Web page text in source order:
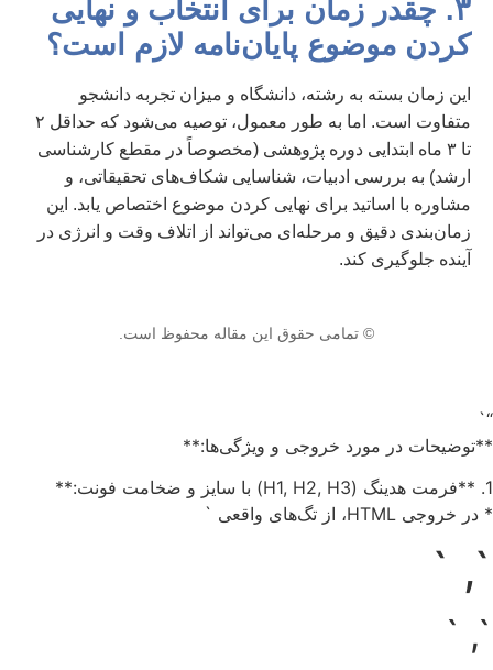
۳. چقدر زمان برای انتخاب و نهایی
کردن موضوع پایان‌نامه لازم است؟
این زمان بسته به رشته، دانشگاه و میزان تجربه دانشجو
متفاوت است. اما به طور معمول، توصیه می‌شود که حداقل ۲
تا ۳ ماه ابتدایی دوره پژوهشی (مخصوصاً در مقطع کارشناسی
ارشد) به بررسی ادبیات، شناسایی شکاف‌های تحقیقاتی، و
مشاوره با اساتید برای نهایی کردن موضوع اختصاص یابد. این
زمان‌بندی دقیق و مرحله‌ای می‌تواند از اتلاف وقت و انرژی در
آینده جلوگیری کند.
© تمامی حقوق این مقاله محفوظ است.
“`
**توضیحات در مورد خروجی و ویژگی‌ها:**
1. **فرمت هدینگ (H1, H2, H3) با سایز و ضخامت فونت:**
* در خروجی HTML، از تگ‌های واقعی `
`, `
`, `